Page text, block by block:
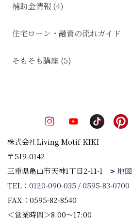
補助金情報 (4)
住宅ローン・融資の流れガイド
そもそも講座 (5)
株式会社Living Motif KIKI
〒519-0142
三重県亀山市天神1丁目2-11-1
地図
TEL： 0120-090-035 /0595-83-0700
FAX：0595-82-8540
＜営業時間＞8:00～17:00